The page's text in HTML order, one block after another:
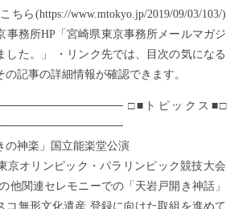
ら(https://www.mtokyo.jp/2019/09/03/103/)
事務所HP「宮崎県東京事務所メールマガジ
した。」 ・リンク先では、目次の気になる
記事の詳細情報が確認できます。
□■トピックス■□
神楽」国立能楽堂公演
京オリンピック・パラリンピック競技大会
他関連セレモニーでの「天岩戸開き神話」
コ無形文化遺産 登録に向けた取組を進めて